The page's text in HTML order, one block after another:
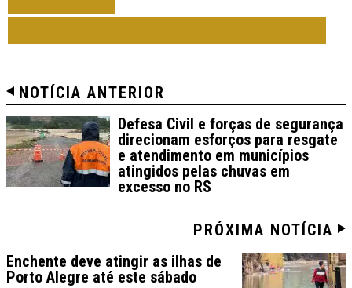
NOTÍCIA ANTERIOR
Defesa Civil e forças de segurança
direcionam esforços para resgate
e atendimento em municípios
atingidos pelas chuvas em
excesso no RS
PRÓXIMA NOTÍCIA
Enchente deve atingir as ilhas de
Porto Alegre até este sábado